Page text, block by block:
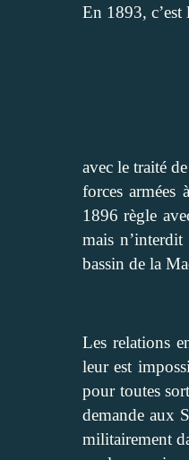
En 1893, c’est
avec le traité
forces
1896 règle
mais
bassin de la
Les relations
leur est
pour toutes
demande aux
militairement